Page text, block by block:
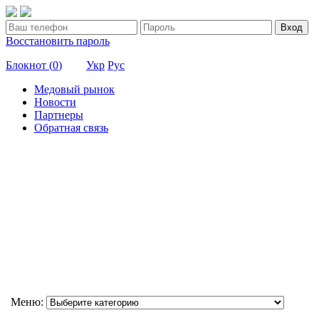
Вход
Восстановить пароль
Блокнот (0) Укр Рус
Медовый рынок
Новости
Партнеры
Обратная связь
Меню: